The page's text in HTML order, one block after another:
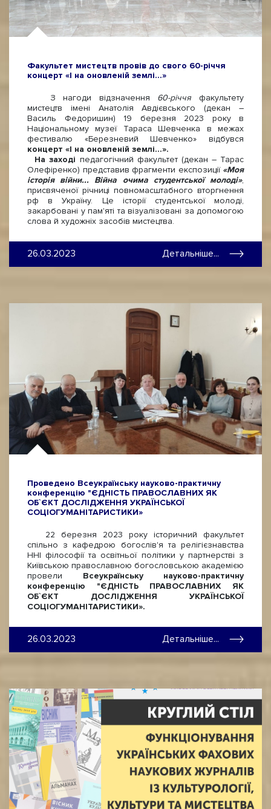
Факультет мистецтв провів до свого 60-річчя
концерт «І на оновленій землі...»
З нагоди відзначення 60-річчяфакультету
мистецтв імені Анатолія Авдієвського (декан –
Василь Федоришин) 19 березня 2023 року в
Національному музеї Тараса Шевченка в межах
фестивалю «Березневий Шевченко» відбувся
концерт «І на оновленій землі...».
На заході педагогічний факультет (декан – Тарас
Олефіренко) представив фрагменти експозиції «Моя
історія війни... Війна очима студентської молоді»,
присвяченої річниці повномасштабного вторгнення
рф в Україну. Це історії студентської молоді,
закарбовані у пам'яті та візуалізовані за допомогою
слова й художніх засобів мистецтва.
26.03.2023 Детальніше...
Проведено Всеукраїнську науково-практичну
конференцію "ЄДНІСТЬ ПРАВОСЛАВНИХ ЯК
ОБ`ЄКТ ДОСЛІДЖЕННЯ УКРАЇНСЬКОЇ
СОЦІОГУМАНІТАРИСТИКИ»
22 березня 2023 року історичний факультет
спільно з кафедрою богослів'я та релігієзнавства
ННІ філософії та освітньої політики у партнерстві з
Київською православною богословською академією
провели Всеукраїнську науково-практичну
конференцію "ЄДНІСТЬ ПРАВОСЛАВНИХ ЯК
ОБ`ЄКТ ДОСЛІДЖЕННЯ УКРАЇНСЬКОЇ
СОЦІОГУМАНІТАРИСТИКИ».
26.03.2023 Детальніше...